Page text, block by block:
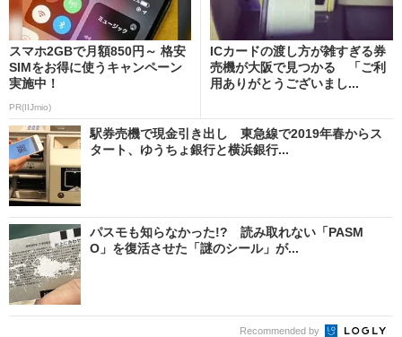
スマホ2GBで月額850円～ 格安
SIMをお得に使うキャンペーン
実施中！
PR(IIJmio)
ICカードの渡し方が雑すぎる券
売機が大阪で見つかる 「ご利
用ありがとうございまし...
駅券売機で現金引き出し 東急線で2019年春からス
タート、ゆうちょ銀行と横浜銀行...
パスモも知らなかった!? 読み取れない「PASM
O」を復活させた「謎のシール」が...
Recommended by